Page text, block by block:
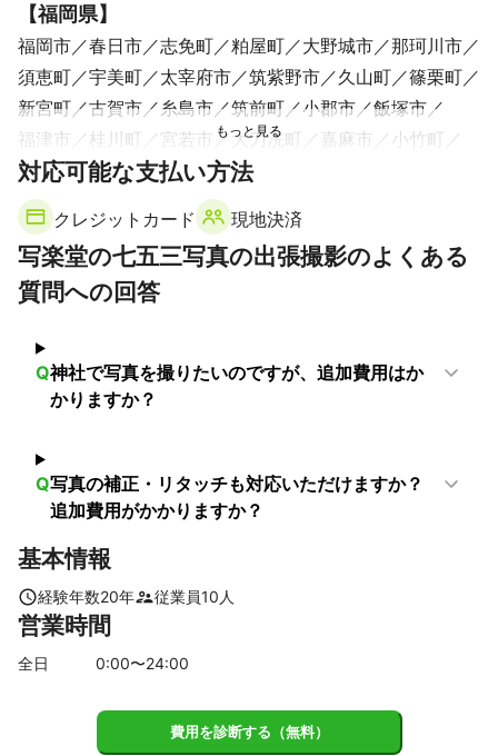
【福岡県】
福岡市 春日市 志免町 粕屋町 大野城市
那珂川市
須恵町
宇美町 太宰府市 筑紫野市 久山町
篠栗町
新宮町
古賀市 糸島市 筑前町 小郡市
飯塚市
福津市
桂川町 宮若市 大刀洗町 嘉麻市
小竹町
久留米市
鞍手町 朝倉市 岡垣町
大木町
直方市
福智町
遠賀町 中間市 水巻町
芦屋町
香春町 柳川市 添田町 うきは市
赤村
宗像市
みやま市
基山町
みやき町
佐賀市 小城市 多久市 唐津市
江北町
対応可能な支払い方法
クレジットカード 現地決済
写楽堂の七五三写真の出張撮影のよくある
質問への回答
Q神社で写真を撮りたいのですが、追加費用はか
かりますか？
Q写真の補正・リタッチも対応いただけますか？
追加費用がかかりますか？
基本情報
経験年数20年 従業員10 人
営業時間
全日 0:00〜24:00
費用を診断する（無料）